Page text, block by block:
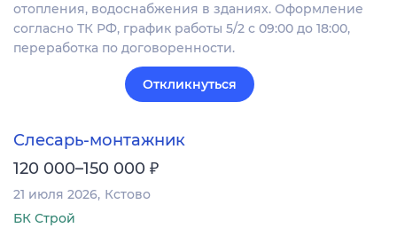
отопления, водоснабжения в зданиях. Оформление
согласно ТК РФ, график работы 5/2 с 09:00 до 18:00,
переработка по договоренности.
Откликнуться
Слесарь-монтажник
120 000–150 000 ₽
21 июля 2026 Кстово
БК Строй